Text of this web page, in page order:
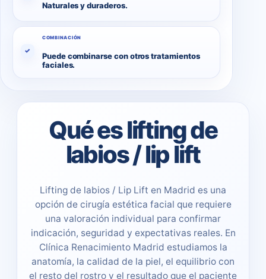
Naturales y duraderos.
✓
COMBINACIÓN
Puede combinarse con otros tratamientos
faciales.
Qué es lifting de
labios / lip lift
Lifting de labios / Lip Lift en Madrid es una
opción de cirugía estética facial que requiere
una valoración individual para confirmar
indicación, seguridad y expectativas reales. En
Clínica Renacimiento Madrid estudiamos la
anatomía, la calidad de la piel, el equilibrio con
el resto del rostro y el resultado que el paciente